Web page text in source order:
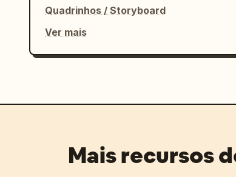
Quadrinhos / Storyboard
Ver mais
Mais recursos